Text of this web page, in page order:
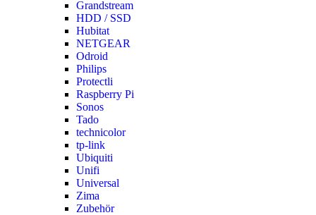
Grandstream
HDD / SSD
Hubitat
NETGEAR
Odroid
Philips
Protectli
Raspberry Pi
Sonos
Tado
technicolor
tp-link
Ubiquiti
Unifi
Universal
Zima
Zubehör